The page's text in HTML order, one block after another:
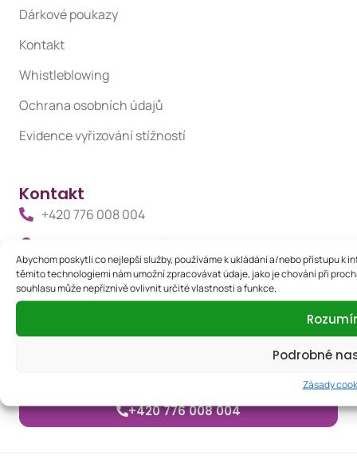
Abychom poskytli co nejlepší služby, používáme k ukládání a/nebo přístupu k
těmito technologiemi nám umožní zpracovávat údaje, jako je chování při
souhlasu může nepříznivě ovlivnit určité vlastnosti a funkce.
Podrobné
Zásady
Dárkové poukazy
Kontakt
Whistleblowing
Ochrana osobních údajů
Evidence vyřizování stížností
Kontakt
+420 776 008 004
info@giaclinic.cz
Zavolejte nám
Rádi vám poskytneme všechny potřebné informace a
+420 776 008 004